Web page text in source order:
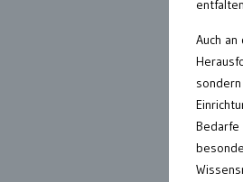
Auch
Bedarfe